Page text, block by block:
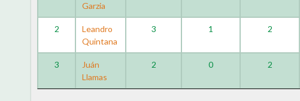
Garzia
2
Leandro
Quintana
3 1 2
3
Juán
Llamas
2 0 2